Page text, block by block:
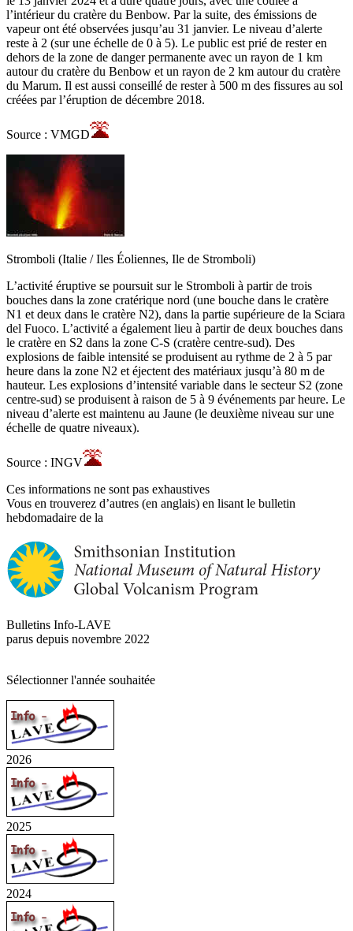
l’intérieur du cratère du Benbow. Par la suite, des émissions de
vapeur ont été observées jusqu’au 31 janvier. Le niveau d’alerte
reste à 2 (sur une échelle de 0 à 5). Le public est prié de rester en
dehors de la zone de danger permanente avec un rayon de 1 km
autour du cratère du Benbow et un rayon de 2 km autour du cratère
du Marum. Il est aussi conseillé de rester à 500 m des fissures au sol
créées par l’éruption de décembre 2018.
Source : VMGD
Stromboli (Italie / Iles Éoliennes, Ile de Stromboli)
L’activité éruptive se poursuit sur le Stromboli à partir de trois
bouches dans la zone cratérique nord (une bouche dans le cratère
N1 et deux dans le cratère N2), dans la partie supérieure de la Sciara
del Fuoco. L’activité a également lieu à partir de deux bouches dans
le cratère en S2 dans la zone C-S (cratère centre-sud). Des
explosions de faible intensité se produisent au rythme de 2 à 5 par
heure dans la zone N2 et éjectent des matériaux jusqu’à 80 m de
hauteur. Les explosions d’intensité variable dans le secteur S2 (zone
centre-sud) se produisent à raison de 5 à 9 événements par heure. Le
niveau d’alerte est maintenu au Jaune (le deuxième niveau sur une
échelle de quatre niveaux).
Source : INGV
Ces informations ne sont pas exhaustives
Vous en trouverez d’autres (en anglais) en lisant le bulletin
hebdomadaire de la
Bulletins Info-LAVE
parus depuis novembre 2022
Sélectionner l'année souhaitée
2026
2025
2024